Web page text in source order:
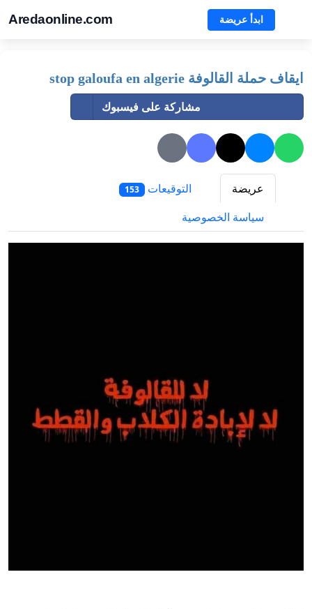
Aredaonline.com ابدأ عريضة
ايقاف حملة القالوفة stop galoufa en algerie
مشاركة على فيسبوك
عريضة التوقيعات 153
سياسة الخصوصية